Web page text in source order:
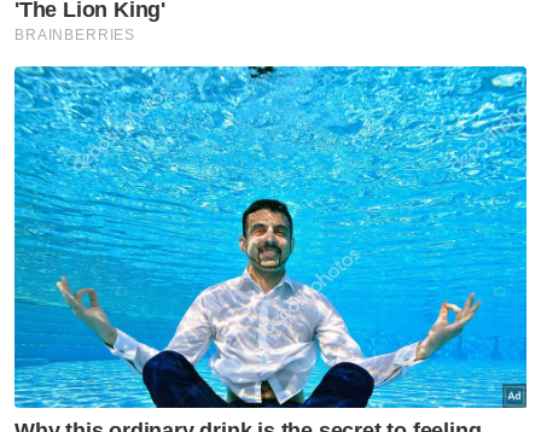
bedah siasat.- Bernama
Berita Telus & Tulus menerusi E-Mel setiap
hari!
Muat turun aplikasi Sinar Harian.Klik di sini!